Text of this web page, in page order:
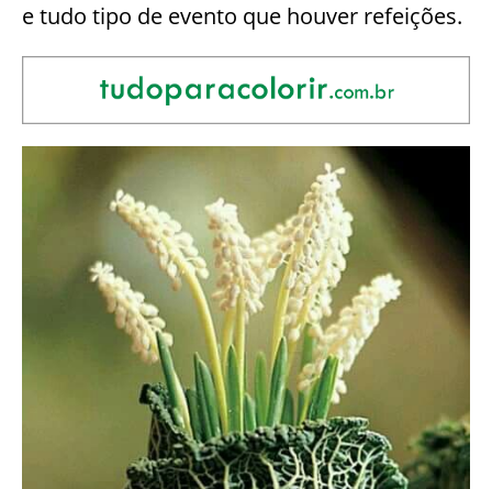
e tudo tipo de evento que houver refeições.